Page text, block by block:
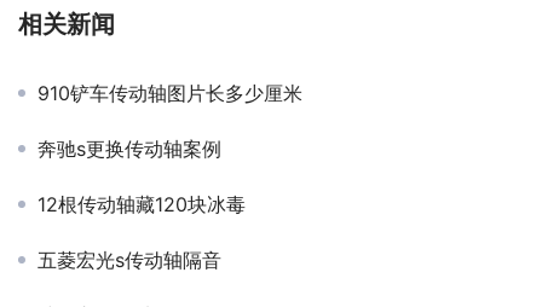
相关新闻
910铲车传动轴图片长多少厘米
奔驰s更换传动轴案例
12根传动轴藏120块冰毒
五菱宏光s传动轴隔音